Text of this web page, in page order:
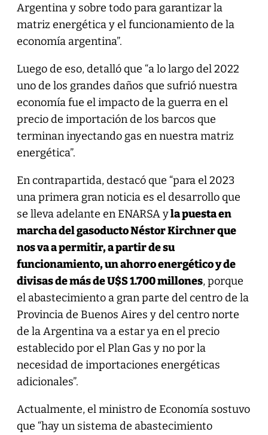
Argentina y sobre todo para garantizar la
matriz energética y el funcionamiento de la
economía argentina”.
Luego de eso, detalló que “a lo largo del 2022
uno de los grandes daños que sufrió nuestra
economía fue el impacto de la guerra en el
precio de importación de los barcos que
terminan inyectando gas en nuestra matriz
energética”.
En contrapartida, destacó que “para el 2023
una primera gran noticia es el desarrollo que
se lleva adelante en ENARSA yla puesta en
marcha del gasoducto Néstor Kirchner que
nos va a permitir, a partir de su
funcionamiento, un ahorro energético y de
divisas de más de U$S 1.700 millones, porque
el abastecimiento a gran parte del centro de la
Provincia de Buenos Aires y del centro norte
de la Argentina va a estar ya en el precio
establecido por el Plan Gas y no por la
necesidad de importaciones energéticas
adicionales”.
Actualmente, el ministro de Economía sostuvo
que “hay un sistema de abastecimiento